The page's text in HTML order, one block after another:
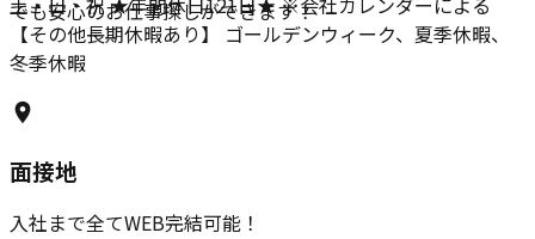
でも安心のお仕事探しができます！
【その他長期休暇あり】 ゴールデンウィーク、夏季休暇、
冬季休暇
面接地
入社まで全てWEB完結可能！